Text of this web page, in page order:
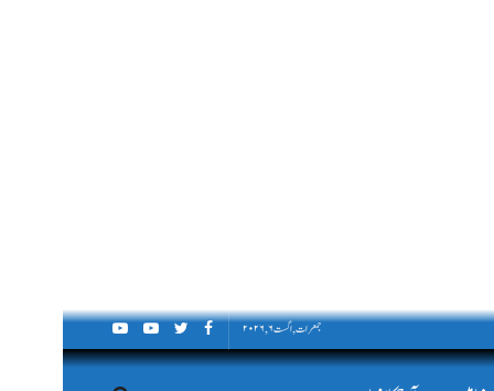
جمعرات, اگست ۶, ۲۰۲۶